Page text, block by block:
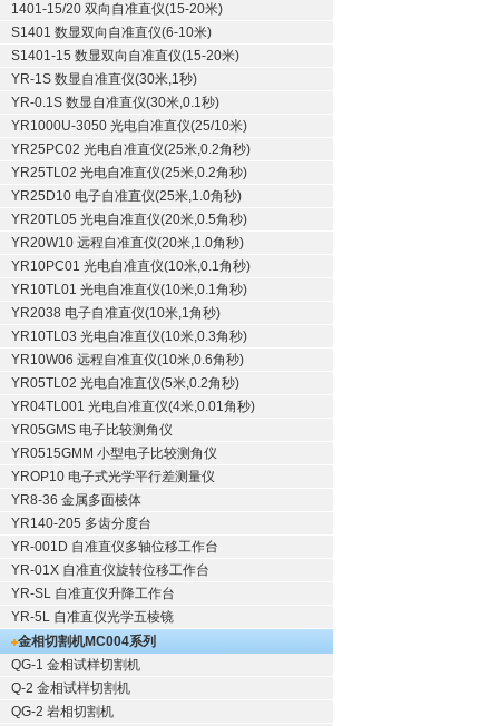
1401-15/20 双向自准直仪(15-20米)
S1401 数显双向自准直仪(6-10米)
S1401-15 数显双向自准直仪(15-20米)
YR-1S 数显自准直仪(30米,1秒)
YR-0.1S 数显自准直仪(30米,0.1秒)
YR1000U-3050 光电自准直仪(25/10米)
YR25PC02 光电自准直仪(25米,0.2角秒)
YR25TL02 光电自准直仪(25米,0.2角秒)
YR25D10 电子自准直仪(25米,1.0角秒)
YR20TL05 光电自准直仪(20米,0.5角秒)
YR20W10 远程自准直仪(20米,1.0角秒)
YR10PC01 光电自准直仪(10米,0.1角秒)
YR10TL01 光电自准直仪(10米,0.1角秒)
YR2038 电子自准直仪(10米,1角秒)
YR10TL03 光电自准直仪(10米,0.3角秒)
YR10W06 远程自准直仪(10米,0.6角秒)
YR05TL02 光电自准直仪(5米,0.2角秒)
YR04TL001 光电自准直仪(4米,0.01角秒)
YR05GMS 电子比较测角仪
YR0515GMM 小型电子比较测角仪
YROP10 电子式光学平行差测量仪
YR8-36 金属多面棱体
YR140-205 多齿分度台
YR-001D 自准直仪多轴位移工作台
YR-01X 自准直仪旋转位移工作台
YR-SL 自准直仪升降工作台
YR-5L 自准直仪光学五棱镜
金相切割机MC004系列
QG-1 金相试样切割机
Q-2 金相试样切割机
QG-2 岩相切割机